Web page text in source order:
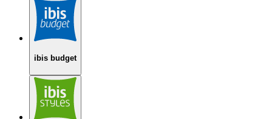
ibis budget